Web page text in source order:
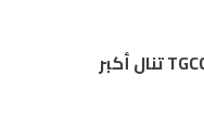
ملعب تيسيما يدخل مرحلة البناء.. TGCC تنال أكبر